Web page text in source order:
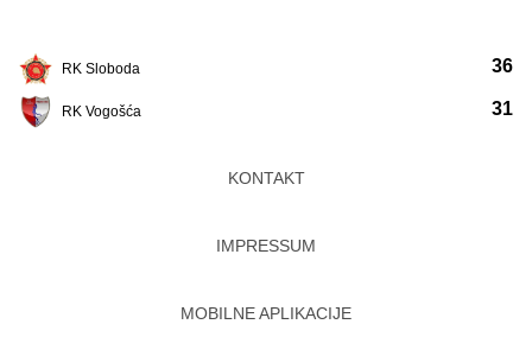
RK Sloboda
RK Vogošća
36
31
KONTAKT
IMPRESSUM
MOBILNE APLIKACIJE